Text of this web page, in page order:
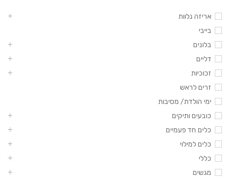
אריזה נלוות
בייבי
בלונים
דליים
זכוכיות
זרים לראש
ימי הולדת/ מסיבות
כובעים ותיקים
כלים חד פעמיים
כלים למילוי
כללי
מגשים